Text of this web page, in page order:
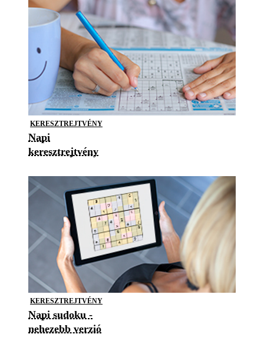
KERESZTREJTVÉNY
Napi
keresztrejtvény
KERESZTREJTVÉNY
Napi sudoku -
nehezebb verzió